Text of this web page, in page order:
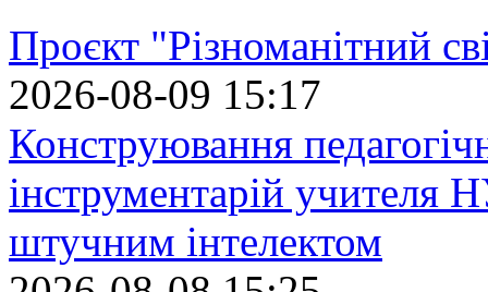
Проєкт "Різноманітний
2026-08-09 15:17
Конструювання
інструментарій учителя
штучним інтелектом